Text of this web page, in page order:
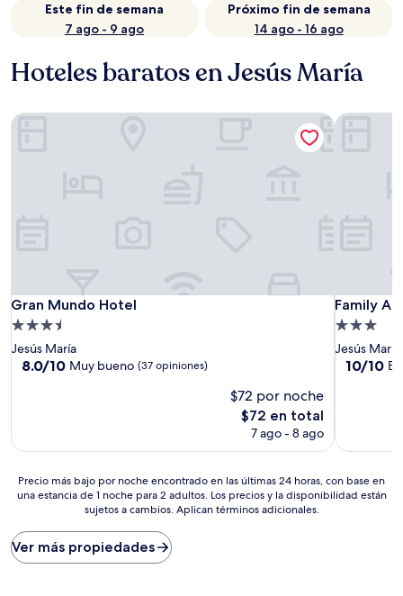
Este fin de semana
7 ago - 9 ago
Próximo fin de semana
14 ago - 16 ago
Hoteles baratos en Jesús María
Gran Mundo Hotel
Gran Mundo Hotel
Propiedad
de
3.5
Jesús María
8.0
8.0/10 Muy bueno (37 opiniones)
$72 por noche
El
precio
de
$72
$72 en total
7 ago - 8 ago
Gran Mundo Hotel
Family
Family
Propiedad
de
3.0
Jesús María
10.0
10/10
Family
Precio
más
por
noche
encontrado
Precio más bajo por noche encontrado en las últimas 24 horas, con base en
una estancia de 1 noche para 2 adultos. Los precios y la disponibilidad están
sujetos a cambios. Aplican términos adicionales.
Ver más propiedades